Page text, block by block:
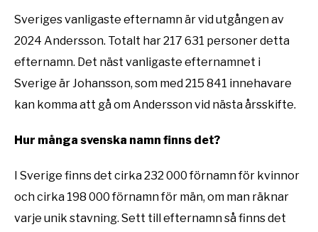
Sveriges vanligaste efternamn är vid utgången av
2024 Andersson. Totalt har 217 631 personer detta
efternamn. Det näst vanligaste efternamnet i
Sverige är Johansson, som med 215 841 innehavare
kan komma att gå om Andersson vid nästa årsskifte.
Hur många svenska namn finns det?
I Sverige finns det cirka 232 000 förnamn för kvinnor
och cirka 198 000 förnamn för män, om man räknar
varje unik stavning. Sett till efternamn så finns det